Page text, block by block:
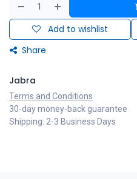
Add to wishlist
Share
Jabra
Terms and Conditions
30-day money-back guarantee
Shipping: 2-3 Business Days